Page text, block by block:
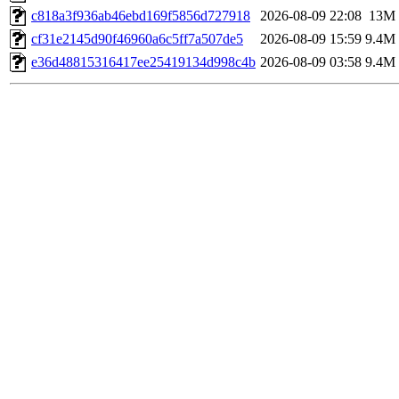
c818a3f936ab46ebd169f5856d727918
2026-08-09 22:08 13M
cf31e2145d90f46960a6c5ff7a507de5
2026-08-09 15:59 9.4M
e36d48815316417ee25419134d998c4b 2026-08-09 03:58 9.4M